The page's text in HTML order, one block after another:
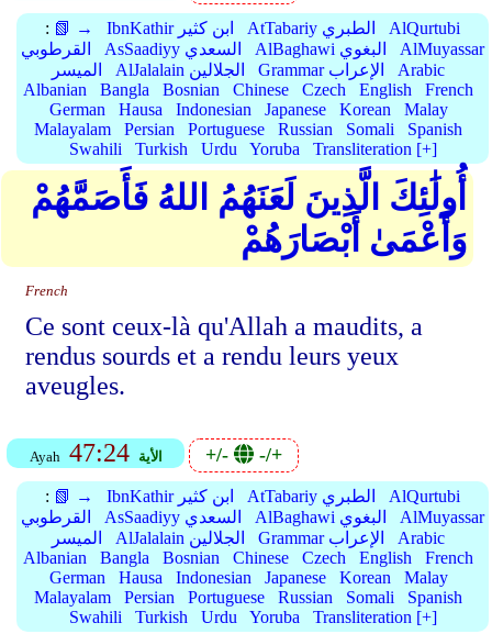
: 📗 → IbnKathir ابن كثير AtTabariy الطبري
AlQurtubi
القرطوبي
AsSaadiyy السعدي AlBaghawi البغوي
AlMuyassar
الميسر
AlJalalain الجلالين Grammar الإعراب
Arabic
Albanian
Bangla Bosnian Chinese Czech English
French
German
Hausa Indonesian Japanese Korean
Malay
Malayalam
Persian Portuguese Russian Somali
Spanish
Swahili
Turkish Urdu Yoruba Transliteration [+]
أُولَٰئِكَ الَّذِينَ لَعَنَهُمُ اللهُ فَأَصَمَّهُمْ
وَأَعْمَىٰ أَبْصَارَهُمْ
French
Ce sont ceux-là qu'Allah a maudits, a
rendus sourds et a rendu leurs yeux
aveugles.
Ayah 47:24 الأية +/- -/+
: 📗 → IbnKathir ابن كثير AtTabariy الطبري
AlQurtubi
القرطوبي
AsSaadiyy السعدي AlBaghawi البغوي
AlMuyassar
الميسر
AlJalalain الجلالين Grammar الإعراب
Arabic
Albanian
Bangla Bosnian Chinese Czech English
French
German
Hausa Indonesian Japanese Korean
Malay
Malayalam
Persian Portuguese Russian Somali
Spanish
Swahili
Turkish Urdu Yoruba Transliteration [+]